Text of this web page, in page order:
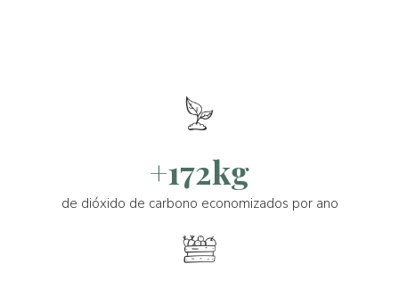
+172kg
de dióxido de carbono economizados por ano